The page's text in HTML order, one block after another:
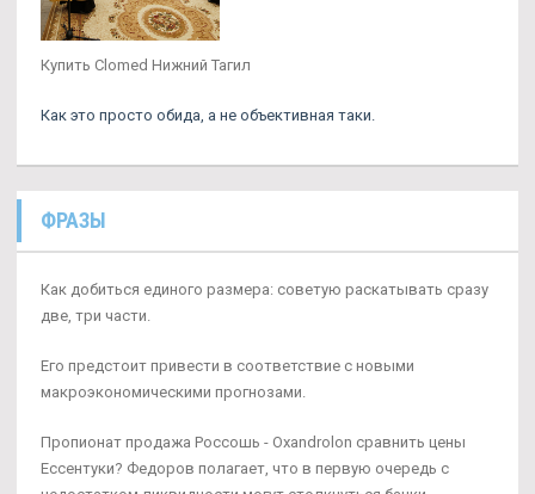
Купить Clomed Нижний Тагил
Как это просто обида, а не объективная таки.
ФРАЗЫ
Как добиться единого размера: советую раскатывать сразу
две, три части.
Его предстоит привести в соответствие с новыми
макроэкономическими прогнозами.
Пропионат продажа Россошь - Oxandrolon сравнить цены
Ессентуки? Федоров полагает, что в первую очередь с